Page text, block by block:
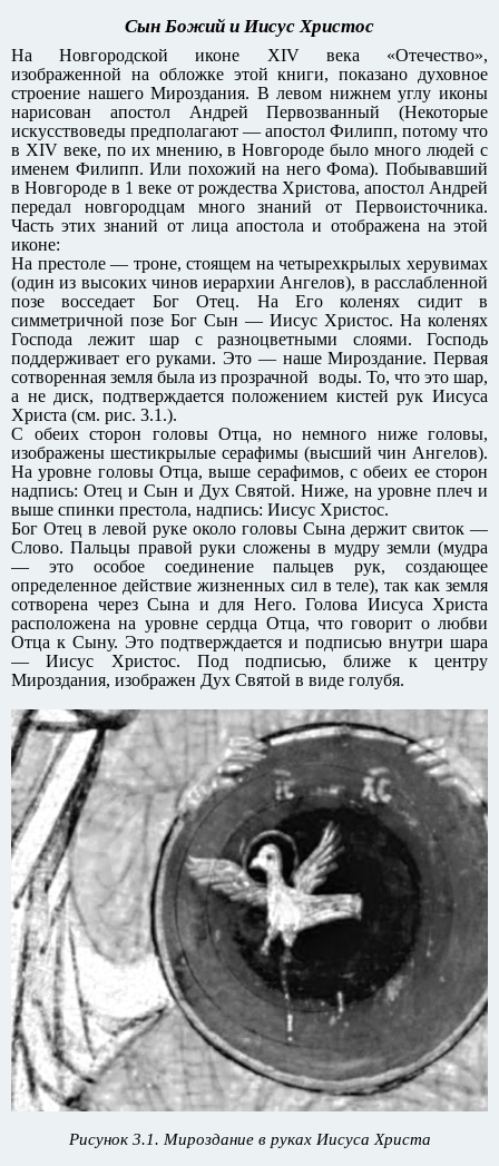
Сын Божий и Иисус Христос
На Новгородской иконе XIV века «Отечество»,
изображенной на обложке этой книги, показано духовное
строение нашего Мироздания. В левом нижнем углу иконы
нарисован апостол Андрей Первозванный (Некоторые
искусствоведы предполагают — апостол Филипп, потому что
в XIV веке, по их мнению, в Новгороде было много людей с
именем Филипп. Или похожий на него Фома). Побывавший
в Новгороде в 1 веке от рождества Христова, апостол Андрей
передал новгородцам много знаний от Первоисточника.
Часть этих знаний от лица апостола и отображена на этой
иконе:
На престоле — троне, стоящем на четырехкрылых херувимах
(один из высоких чинов иерархии Ангелов), в расслабленной
позе восседает Бог Отец. На Его коленях сидит в
симметричной позе Бог Сын — Иисус Христос. На коленях
Господа лежит шар с разноцветными слоями. Господь
поддерживает его руками. Это — наше Мироздание. Первая
сотворенная земля была из прозрачной воды. То, что это шар,
а не диск, подтверждается положением кистей рук Иисуса
Христа (см. рис. 3.1.).
С обеих сторон головы Отца, но немного ниже головы,
изображены шестикрылые серафимы (высший чин Ангелов).
На уровне головы Отца, выше серафимов, с обеих ее сторон
надпись: Отец и Сын и Дух Святой. Ниже, на уровне плеч и
выше спинки престола, надпись: Иисус Христос.
Бог Отец в левой руке около головы Сына держит свиток —
Слово. Пальцы правой руки сложены в мудру земли (мудра
— это особое соединение пальцев рук, создающее
определенное действие жизненных сил в теле), так как земля
сотворена через Сына и для Него. Голова Иисуса Христа
расположена на уровне сердца Отца, что говорит о любви
Отца к Сыну. Это подтверждается и подписью внутри шара
— Иисус Христос. Под подписью, ближе к центру
Мироздания, изображен Дух Святой в виде голубя.
Рисунок 3.1. Мироздание в руках Иисуса Христа